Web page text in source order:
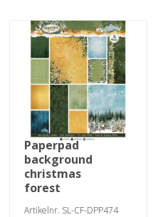
paperpad
background
christmas
forest
Artikelnr. SL-CF-DPP474